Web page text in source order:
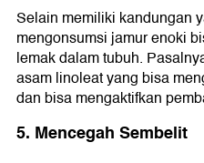
Selain memiliki kandungan
mengonsumsi jamur enoki
lemak dalam tubuh.
asam linoleat yang bisa
dan bisa mengaktifkan
5. Mencegah Sembelit